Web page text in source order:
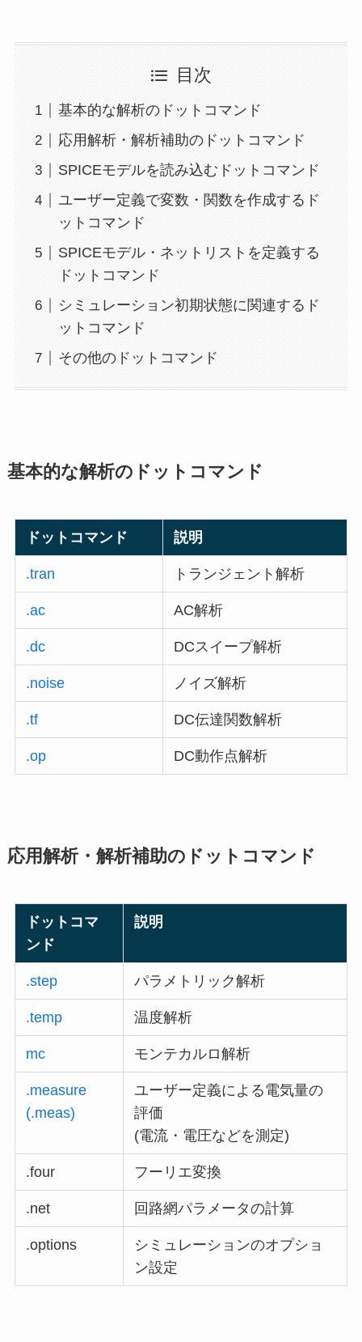
目次
基本的な解析のドットコマンド
応用解析・解析補助のドットコマンド
SPICEモデルを読み込むドットコマンド
ユーザー定義で変数・関数を作成するド
ットコマンド
SPICEモデル・ネットリストを定義する
ドットコマンド
シミュレーション初期状態に関連するド
ットコマンド
その他のドットコマンド
基本的な解析のドットコマンド
ドットコマンド 説明
.tran トランジェント解析
.ac AC解析
.dc DCスイープ解析
.noise ノイズ解析
.tf DC伝達関数解析
.op DC動作点解析
応用解析・解析補助のドットコマンド
ドットコマ
ンド
説明
.step パラメトリック解析
.temp 温度解析
mc モンテカルロ解析
.measure
(.meas)
ユーザー定義による電気量の
評価
(電流・電圧などを測定)
.four フーリエ変換
.net 回路網パラメータの計算
.options
シミュレーションのオプショ
ン設定